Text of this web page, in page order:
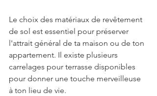
Le choix des matériaux de revêtement
de sol est essentiel pour préserver
l'attrait général de ta maison ou de ton
appartement. Il existe plusieurs
carrelages pour terrasse disponibles
pour donner une touche merveilleuse
à ton lieu de vie.